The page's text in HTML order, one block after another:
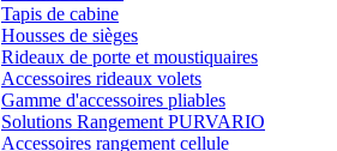
Tapis de cabine
Housses de sièges
Rideaux de porte et moustiquaires
Accessoires rideaux volets
Gamme d'accessoires pliables
Solutions Rangement PURVARIO
Accessoires rangement cellule